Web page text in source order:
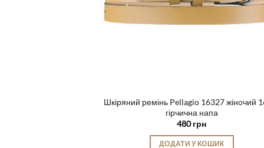
Шкіряний ремінь Pellagio 16327 жіночий
гірчична напа
480грн
ДОДАТИ У КОШИК